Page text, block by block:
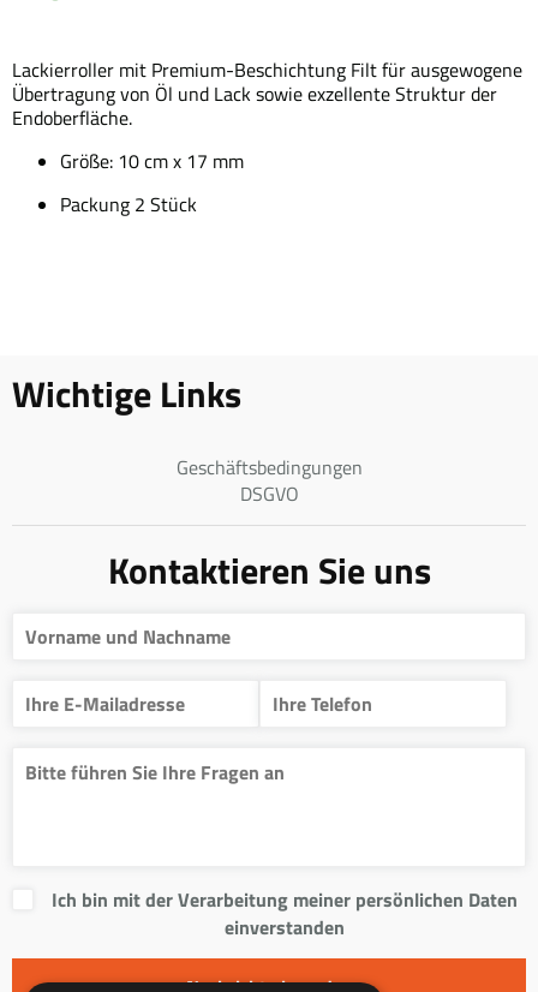
Lackierroller mit Premium-Beschichtung Filt für ausgewogene
Übertragung von Öl und Lack sowie exzellente Struktur der
Endoberfläche.
Größe: 10 cm x 17 mm
Packung 2 Stück
Wichtige Links
Geschäftsbedingungen
DSGVO
Kontaktieren Sie uns
Ich bin mit der Verarbeitung meiner persönlichen Daten
einverstanden